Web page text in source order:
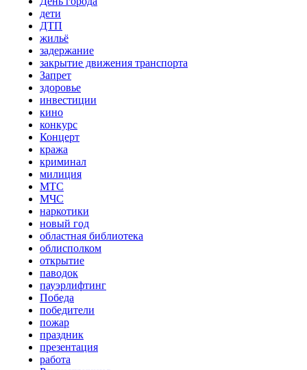
дети
ДТП
жильё
задержание
закрытие движения транспорта
Запрет
здоровье
инвестиции
кино
конкурс
Концерт
кража
криминал
милиция
МТС
МЧС
наркотики
новый год
областная библиотека
облисполком
открытие
паводок
пауэрлифтинг
Победа
победители
пожар
праздник
презентация
работа